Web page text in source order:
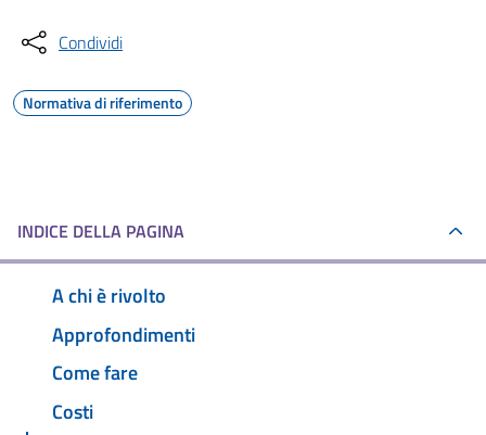
Condividi
Normativa di riferimento
INDICE DELLA PAGINA
A chi è rivolto
Approfondimenti
Come fare
Costi